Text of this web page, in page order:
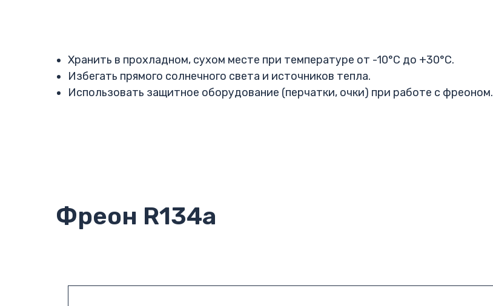
Хранить в прохладном, сухом месте при температуре от -10°C до +30°C.
Избегать прямого солнечного света и источников тепла.
Использовать защитное оборудование (перчатки, очки) при работе с фреоном.
Фреон R134a